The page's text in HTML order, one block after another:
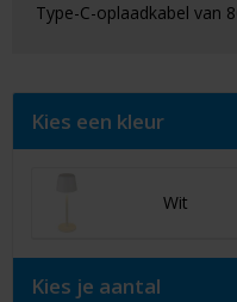
Type-C-oplaadkabel van
Kies een kleur
Wit
Kies je aantal